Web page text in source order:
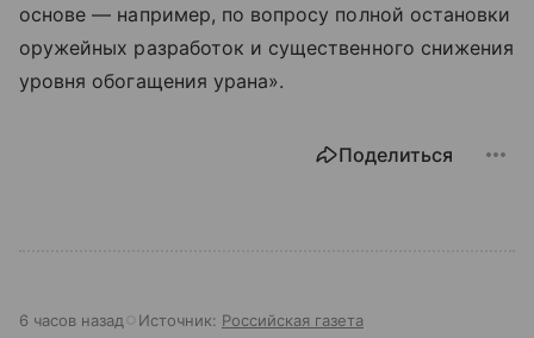
основе — например, по вопросу полной остановки
оружейных разработок и существенного снижения
уровня обогащения урана».
Поделиться
6 часов назад Источник: Российская газета